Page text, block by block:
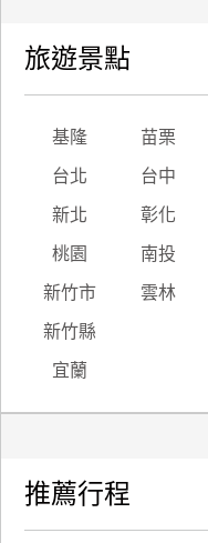
旅遊景點
基隆 苗栗
台北 台中
新北 彰化
桃園 南投
新竹市 雲林
新竹縣
宜蘭
推薦行程